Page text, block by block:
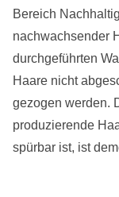
Bereich
nachwachsender
durchgeführten
Haare nicht
gezogen werden.
produzierende
spürbar ist, ist